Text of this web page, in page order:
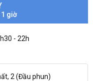
giờ
- 22h
2 (Đầu phun)